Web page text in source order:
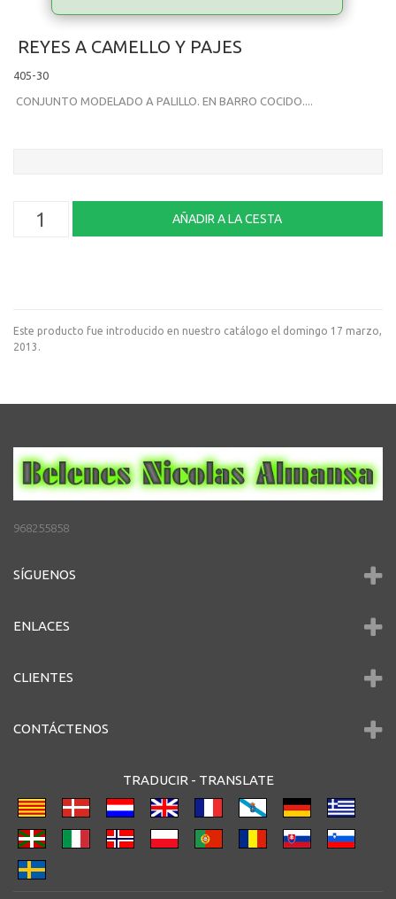
REYES A CAMELLO Y PAJES
405-30
CONJUNTO MODELADO A PALILLO. EN BARRO COCIDO....
Este producto fue introducido en nuestro catálogo el domingo 17 marzo,
2013.
968255858
SÍGUENOS
ENLACES
CLIENTES
CONTÁCTENOS
TRADUCIR - TRANSLATE